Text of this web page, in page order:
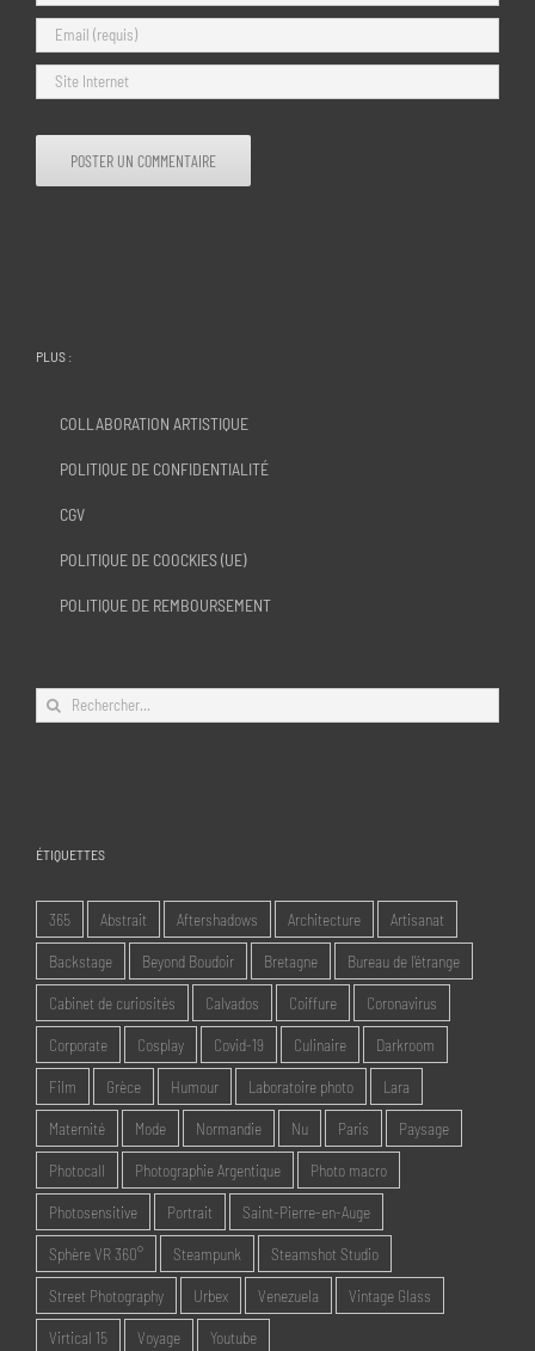
PLUS :
COLLABORATION ARTISTIQUE
POLITIQUE DE CONFIDENTIALITÉ
CGV
POLITIQUE DE COOCKIES (UE)
POLITIQUE DE REMBOURSEMENT
Rechercher:
ÉTIQUETTES
365 Abstrait Aftershadows Architecture Artisanat
Backstage Beyond Boudoir Bretagne Bureau de l'étrange
Cabinet de curiosités Calvados Coiffure Coronavirus
Corporate Cosplay Covid-19 Culinaire Darkroom
Film Grèce Humour Laboratoire photo Lara
Maternité Mode Normandie Nu Paris Paysage
Photocall Photographie Argentique Photo macro
Photosensitive Portrait Saint-Pierre-en-Auge
Sphère VR 360° Steampunk Steamshot Studio
Street Photography Urbex Venezuela Vintage Glass
Virtical 15 Voyage Youtube